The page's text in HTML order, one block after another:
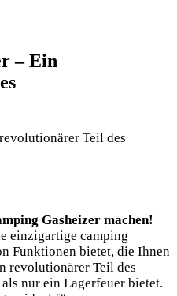
– Ein
Gasheizer machen!
einzigartige camping
Funktionen bietet, die Ihnen
revolutionärer Teil des
nur ein Lagerfeuer bietet.